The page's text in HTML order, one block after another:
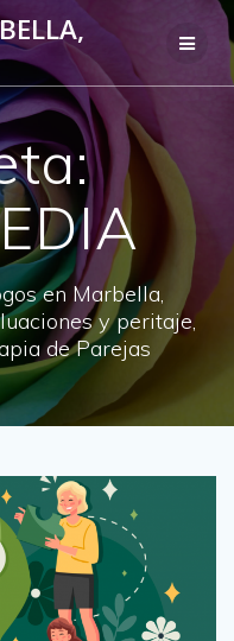
en Marbella,
y peritaje,
de Parejas